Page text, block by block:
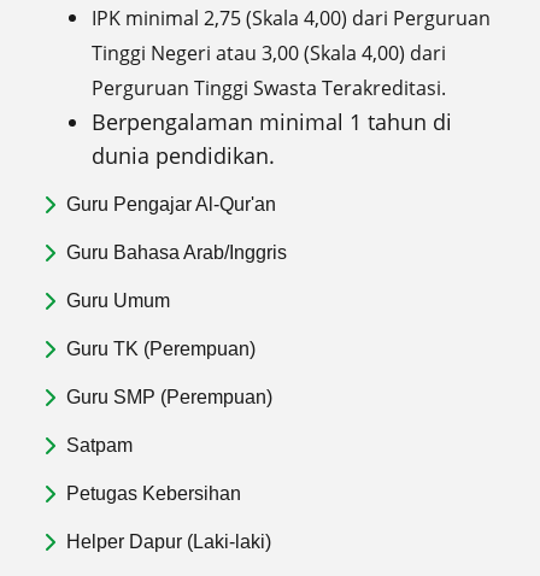
IPK minimal 2,75 (Skala 4,00) dari Perguruan
Tinggi Negeri atau 3,00 (Skala 4,00) dari
Perguruan Tinggi Swasta Terakreditasi.
Berpengalaman minimal 1 tahun di
dunia pendidikan.
Guru Pengajar Al-Qur'an
Guru Bahasa Arab/Inggris
Guru Umum
Guru TK (Perempuan)
Guru SMP (Perempuan)
Satpam
Petugas Kebersihan
Helper Dapur (Laki-laki)